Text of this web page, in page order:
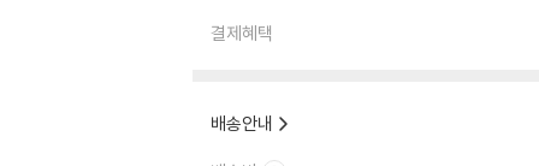
결제혜택
배송안내